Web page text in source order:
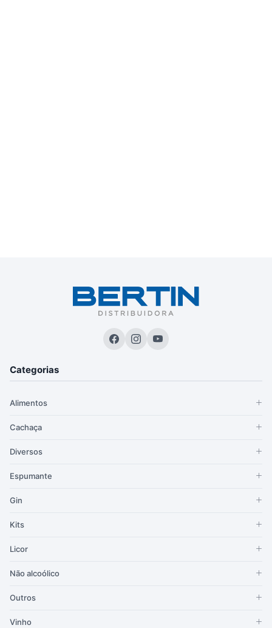
Categorias
Alimentos
Cachaça
Diversos
Espumante
Gin
Kits
Licor
Não alcoólico
Outros
Vinho